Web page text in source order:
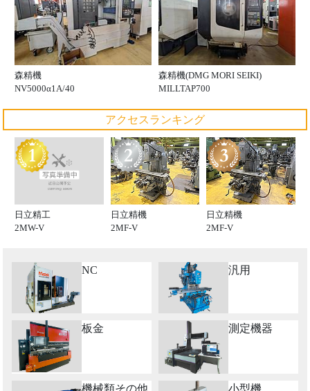
森精機
NV5000α1A/40
森精機(DMG MORI SEIKI)
MILLTAP700
アクセスランキング
日立精工
2MW-V
日立精機
2MF-V
日立精機
2MF-V
NC 汎用
板金 測定機器